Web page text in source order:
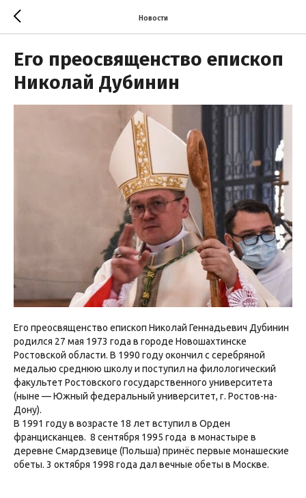
Новости
Его преосвященство епископ
Николай Дубинин
Его преосвященство епископ Николай Геннадьевич Дубинин
родился 27 мая 1973 года в городе Новошахтинске
Ростовской области. В 1990 году окончил с серебряной
медалью среднюю школу и поступил на филологический
факультет Ростовского государственного университета
(ныне — Южный федеральный университет, г. Ростов-на-
Дону).
В 1991 году в возрасте 18 лет вступил в Орден
францисканцев. 8 сентября 1995 года в монастыре в
деревне Смардзевице (Польша) принёс первые монашеские
обеты. 3 октября 1998 года дал вечные обеты в Москве.